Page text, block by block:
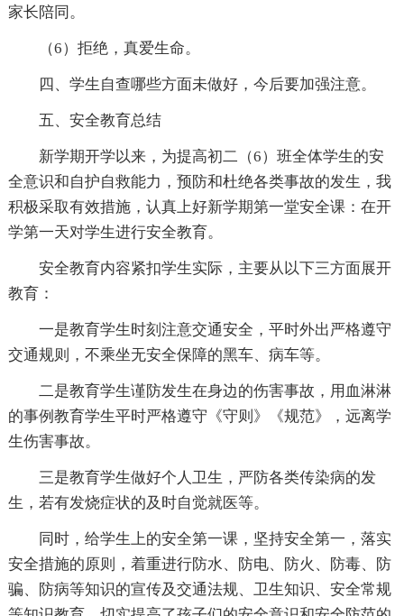
家长陪同。
（6）拒绝，真爱生命。
四、学生自查哪些方面未做好，今后要加强注意。
五、安全教育总结
新学期开学以来，为提高初二（6）班全体学生的安
全意识和自护自救能力，预防和杜绝各类事故的发生，我
积极采取有效措施，认真上好新学期第一堂安全课：在开
学第一天对学生进行安全教育。
安全教育内容紧扣学生实际，主要从以下三方面展开
教育：
一是教育学生时刻注意交通安全，平时外出严格遵守
交通规则，不乘坐无安全保障的黑车、病车等。
二是教育学生谨防发生在身边的伤害事故，用血淋淋
的事例教育学生平时严格遵守《守则》《规范》，远离学
生伤害事故。
三是教育学生做好个人卫生，严防各类传染病的发
生，若有发烧症状的及时自觉就医等。
同时，给学生上的安全第一课，坚持安全第一，落实
安全措施的原则，着重进行防水、防电、防火、防毒、防
骗、防病等知识的宣传及交通法规、卫生知识、安全常规